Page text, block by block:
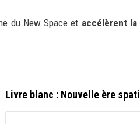
du New Space et accélèrent
Livre blanc : Nouvelle ère